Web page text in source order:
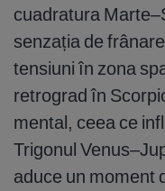
cuadratura
senzația de
tensiuni în zona
retrograd în
mental, ceea ce
Trigonul
aduce un moment